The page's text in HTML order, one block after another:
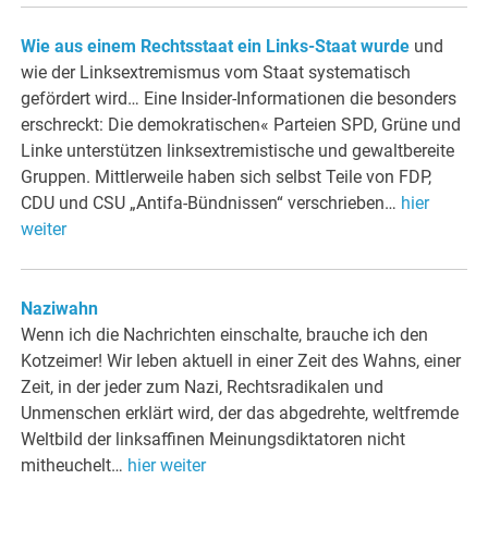
Wie aus einem Rechtsstaat ein Links-Staat wurde und
wie der Linksextremismus vom Staat systematisch
gefördert wird… Eine Insider-Informationen die besonders
erschreckt: Die demokratischen« Parteien SPD, Grüne und
Linke unterstützen linksextremistische und gewaltbereite
Gruppen. Mittlerweile haben sich selbst Teile von FDP,
CDU und CSU „Antifa-Bündnissen“ verschrieben… hier
weiter
Naziwahn
Wenn ich die Nachrichten einschalte, brauche ich den
Kotzeimer! Wir leben aktuell in einer Zeit des Wahns, einer
Zeit, in der jeder zum Nazi, Rechtsradikalen und
Unmenschen erklärt wird, der das abgedrehte, weltfremde
Weltbild der linksaffinen Meinungsdiktatoren nicht
mitheuchelt… hier weiter